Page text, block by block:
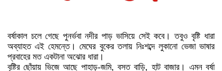
বর্ষাকাল চলে গেছে পুনর্ভবা নদীর পাড় ভাসিয়ে সেই কবে। তবুও বৃষ্টি ধারা
অব্যাহত এই হেমন্তে। মেঘের বুকের তলায় নিঃশব্দে লুকানো ভেজা ভাষার
প্রবাহের মত একটানা অঝোর ধারা।
বৃষ্টির ছোঁয়ায় ভিজে আছে পাহাড়-জমি, বসত বাড়ি, হাট বাজার। এমন বর্ষা